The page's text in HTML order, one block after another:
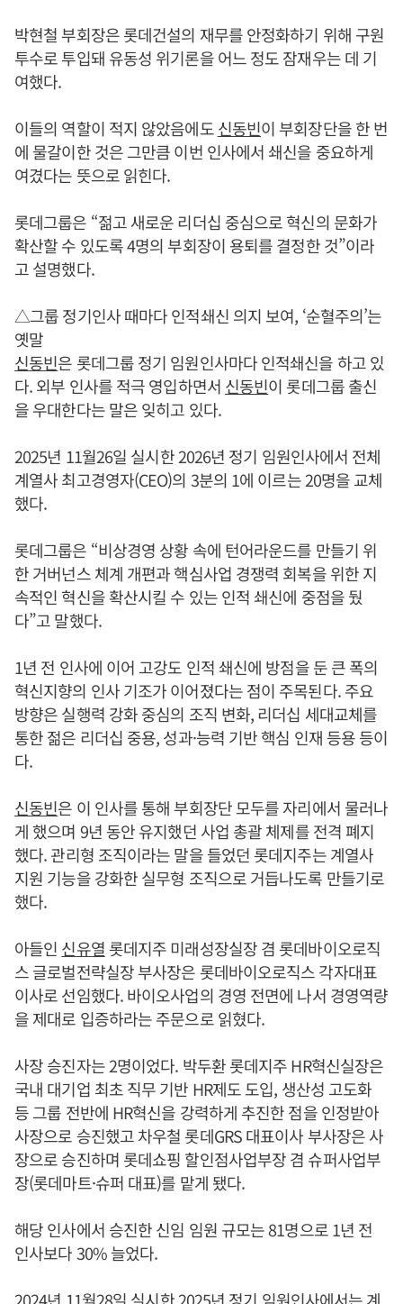
박현철 부회장은 롯데건설의 재무를 안정화하기 위해 구원
투수로 투입돼 유동성 위기론을 어느 정도 잠재우는 데 기
여했다.
이들의 역할이 적지 않았음에도신동빈이 부회장단을 한 번
에 물갈이한 것은 그만큼 이번 인사에서 쇄신을 중요하게
여겼다는 뜻으로 읽힌다.
롯데그룹은 “젊고 새로운 리더십 중심으로 혁신의 문화가
확산할 수 있도록 4명의 부회장이 용퇴를 결정한 것”이라
고 설명했다.
△그룹 정기인사 때마다 인적쇄신 의지 보여, ‘순혈주의’는
옛말
신동빈은 롯데그룹 정기 임원인사마다 인적쇄신을 하고 있
다. 외부 인사를 적극 영입하면서 신동빈이 롯데그룹 출신
을 우대한다는 말은 잊히고 있다.
2025년 11월26일 실시한 2026년 정기 임원인사에서 전체
계열사 최고경영자(CEO)의 3분의 1에 이르는 20명을 교체
했다.
롯데그룹은 “비상경영 상황 속에 턴어라운드를 만들기 위
한 거버넌스 체계 개편과 핵심사업 경쟁력 회복을 위한 지
속적인 혁신을 확산시킬 수 있는 인적 쇄신에 중점을 뒀
다”고 말했다.
1년 전 인사에 이어 고강도 인적 쇄신에 방점을 둔 큰 폭의
혁신지향의 인사 기조가 이어졌다는 점이 주목된다. 주요
방향은 실행력 강화 중심의 조직 변화, 리더십 세대교체를
통한 젊은 리더십 중용, 성과·능력 기반 핵심 인재 등용 등이
다.
신동빈은 이 인사를 통해 부회장단 모두를 자리에서 물러나
게 했으며 9년 동안 유지했던 사업 총괄 체제를 전격 폐지
했다. 관리형 조직이라는 말을 들었던 롯데지주는 계열사
지원 기능을 강화한 실무형 조직으로 거듭나도록 만들기로
했다.
아들인 신유열롯데지주 미래성장실장 겸 롯데바이오로직
스 글로벌전략실장 부사장은 롯데바이오로직스 각자대표
이사로 선임했다. 바이오사업의 경영 전면에 나서 경영역량
을 제대로 입증하라는 주문으로 읽혔다.
사장 승진자는 2명이었다. 박두환 롯데지주 HR혁신실장은
국내 대기업 최초 직무 기반 HR제도 도입, 생산성 고도화
등 그룹 전반에 HR혁신을 강력하게 추진한 점을 인정받아
사장으로 승진했고 차우철 롯데GRS 대표이사 부사장은 사
장으로 승진하며 롯데쇼핑 할인점사업부장 겸 슈퍼사업부
장(롯데마트·슈퍼 대표)를 맡게 됐다.
해당 인사에서 승진한 신임 임원 규모는 81명으로 1년 전
인사보다 30% 늘었다.